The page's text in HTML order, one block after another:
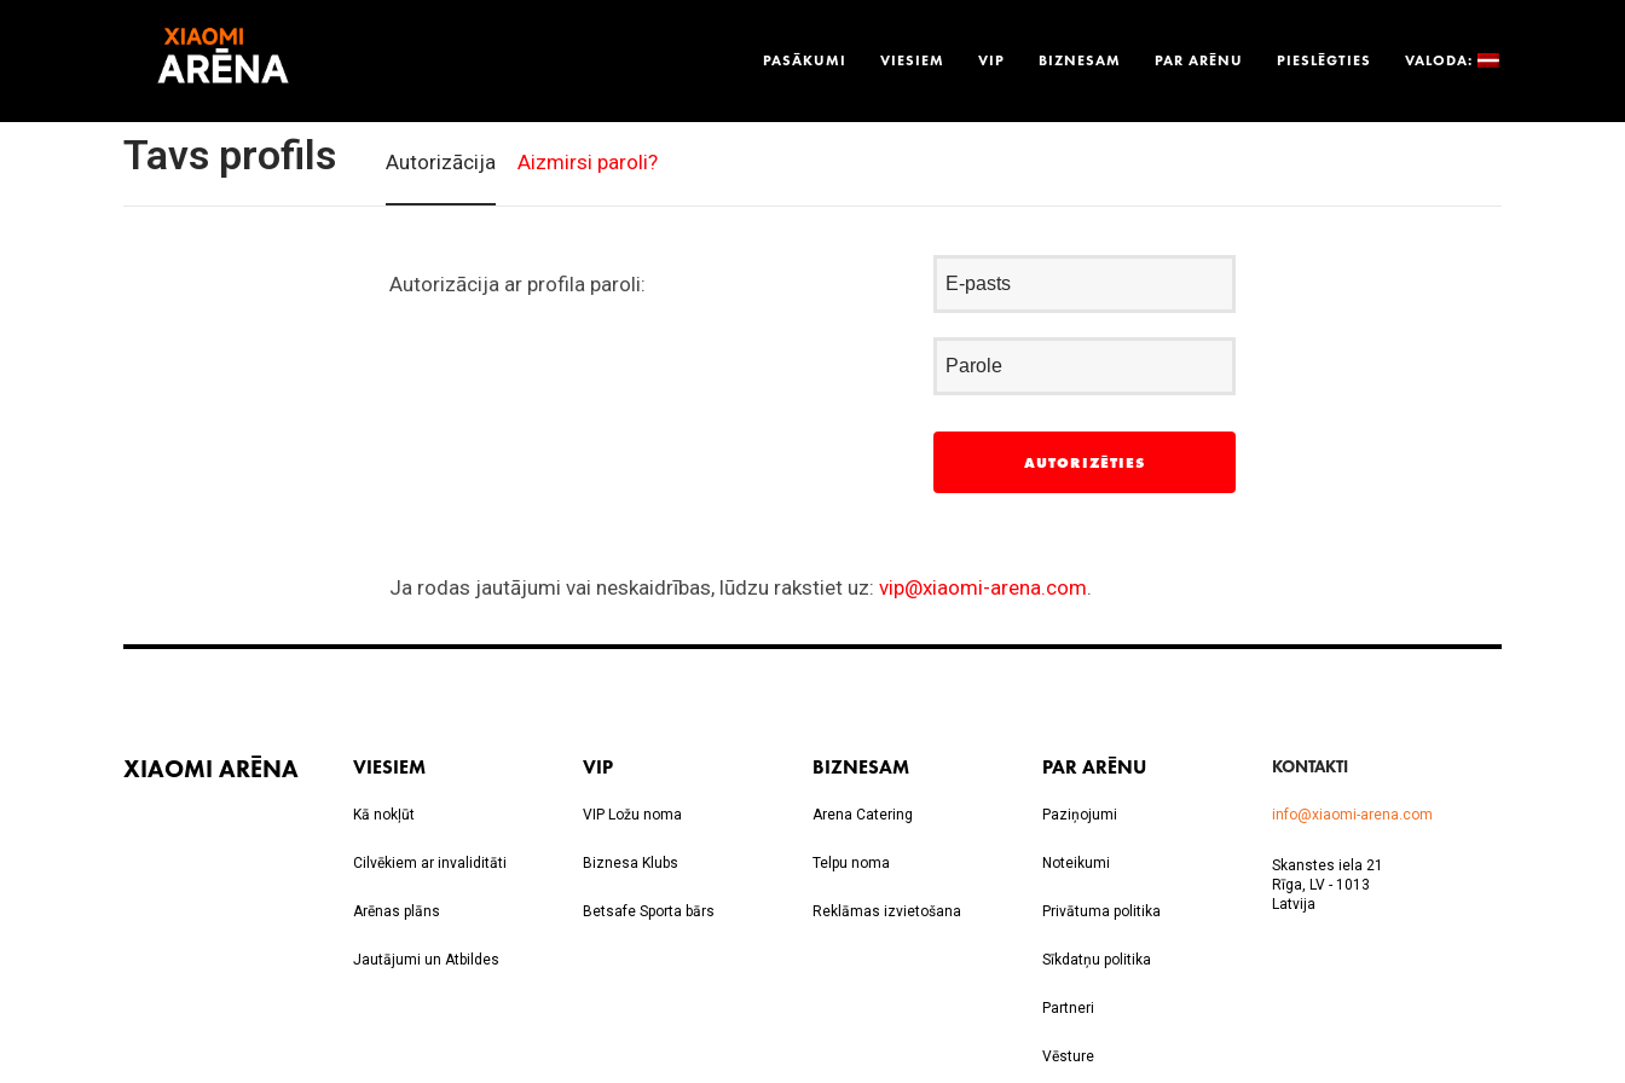
PASĀKUMI VIESIEM VIP BIZNESAM PAR ARĒNU PIESLĒGTIES VALODA:
XIAOMI ARĒNA VIESIEM
Kā nokļūt
Cilvēkiem ar invaliditāti
Arēnas plāns
Jautājumi un Atbildes
VIP
VIP Ložu noma
Biznesa Klubs
Betsafe Sporta bārs
BIZNESAM
Arena Catering
Telpu noma
Reklāmas izvietošana
PAR ARĒNU
Paziņojumi
Noteikumi
Privātuma politika
Sīkdatņu politika
Partneri
Vēsture
KONTAKTI
info@xiaomi-arena.com
Skanstes iela 21
Rīga, LV - 1013
Latvija